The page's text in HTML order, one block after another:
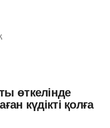
өткелінде
күдікті қолға